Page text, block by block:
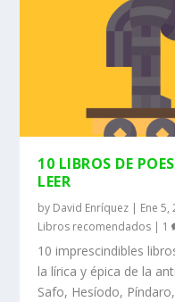
10 LIBROS DE
LEER
by David Enríquez | Ene 5,
Libros recomendados | 1
10 imprescindibles
la lírica y épica de la
Safo, Hesíodo,